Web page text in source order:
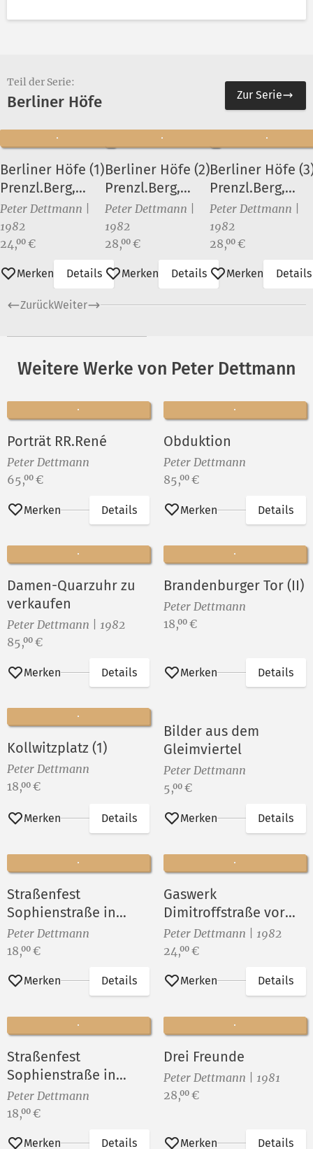
Teil der Serie:
Berliner Höfe Zur Serie
Berliner Höfe (1)
Prenzl.Berg,
Nordisches
Viertel
Peter Dettmann |
1982
Preis:
24,00 €
Merken Details
Berliner Höfe (2)
Prenzl.Berg,
Nordisches
Viertel
Peter Dettmann |
1982
Preis:
28,00 €
Merken Details
Berliner Höfe
Prenzl.Berg,
Nordisches
Viertel
Peter Dettmann |
1982
Preis:
28,00 €
Merken Details
ZurückWeiter
Weitere Werke von Peter Dettmann
Porträt RR.René
Peter Dettmann
Preis:
65,00 €
Merken Details
Obduktion
Peter Dettmann
Preis:
85,00 €
Merken Details
Damen-Quarzuhr zu
verkaufen
Peter Dettmann | 1982
Preis:
85,00 €
Merken Details
Brandenburger Tor (II)
Peter Dettmann
Preis:
18,00 €
Merken Details
Kollwitzplatz (1)
Peter Dettmann
Preis:
18,00 €
Merken Details
Bilder aus dem
Gleimviertel
Peter Dettmann
Preis:
5,00 €
Merken Details
Straßenfest
Sophienstraße in
Berlin-Rummelsburg
VII
Peter Dettmann
Preis:
18,00 €
Merken Details
Gaswerk
Dimitroffstraße vor
dem Abriß ()
Peter Dettmann | 1982
Preis:
24,00 €
Merken Details
Straßenfest
Sophienstraße in
Berlin-Rummelsburg
VIII
Peter Dettmann
Preis:
18,00 €
Merken Details
Drei Freunde
Peter Dettmann | 1981
Preis:
28,00 €
Merken Details